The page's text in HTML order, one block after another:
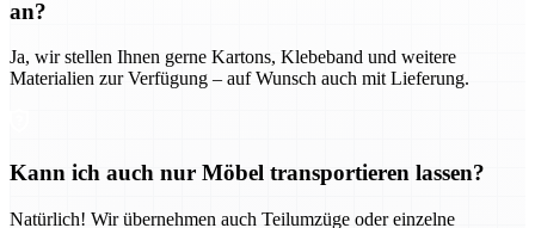
an?
Ja, wir stellen Ihnen gerne Kartons, Klebeband und weitere
Materialien zur Verfügung – auf Wunsch auch mit Lieferung.
Kann ich auch nur Möbel transportieren lassen?
Natürlich! Wir übernehmen auch Teilumzüge oder einzelne